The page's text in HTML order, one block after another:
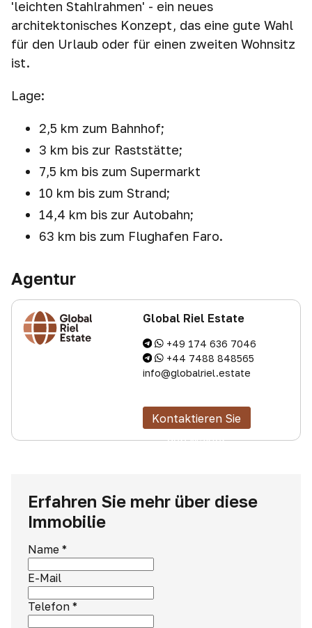
'leichten Stahlrahmen' - ein neues
architektonisches Konzept, das eine gute Wahl
für den Urlaub oder für einen zweiten Wohnsitz
ist.
Lage:
2,5 km zum Bahnhof;
3 km bis zur Raststätte;
7,5 km bis zum Supermarkt
10 km bis zum Strand;
14,4 km bis zur Autobahn;
63 km bis zum Flughafen Faro.
Agentur
Global Riel Estate
+49 174 636 7046
+44 7488 848565
info@globalriel.estate
Kontaktieren Sie
den Makler
Erfahren Sie mehr über diese
Immobilie
Name *
E-Mail
Telefon *